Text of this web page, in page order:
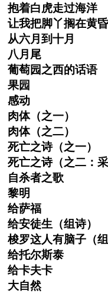
抱着白虎走过海洋
让我把脚丫搁在黄
从六月到十月
八月尾
葡萄园之西的话语
果园
感动
肉体（之一）
肉体（之二）
死亡之诗（之一）
死亡之诗（之二：采
自杀者之歌
黎明
给萨福
给安徒生（组诗）
梭罗这人有脑子（组
给托尔斯泰
给卡夫卡
大自然